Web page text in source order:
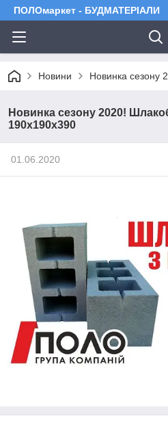
ПОЛОмаркет - БУДМАТЕРІАЛИ
Новини Новинка сезону
Новинка сезону 2020!
190х190х390
01.06.2020